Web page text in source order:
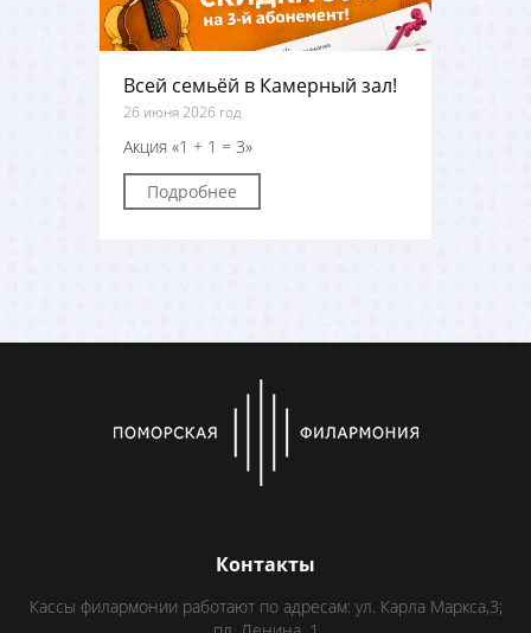
Всей семьёй в Камерный зал!
26 июня 2026 год
Акция «1 + 1 = 3»
Подробнее
Контакты
Кассы филармонии работают по адресам: ул. Карла Маркса,3;